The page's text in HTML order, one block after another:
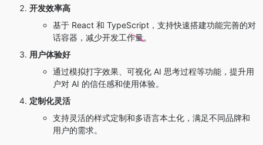
开发效率高
基于 React 和 TypeScript，支持快速搭建功能完善的对
话容器，减少开发工作量。
用户体验好
通过模拟打字效果、可视化 AI 思考过程等功能，提升用
户对 AI 的信任感和使用体验。
定制化灵活
支持灵活的样式定制和多语言本土化，满足不同品牌和
用户的需求。